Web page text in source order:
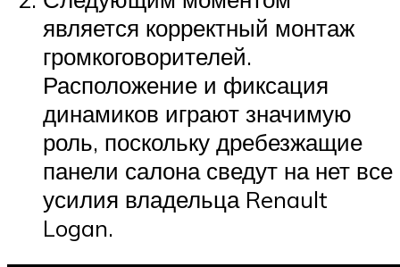
является корректный монтаж
громкоговорителей.
Расположение и фиксация
динамиков играют значимую
роль, поскольку дребезжащие
панели салона сведут на нет все
усилия владельца Renault
Logan.